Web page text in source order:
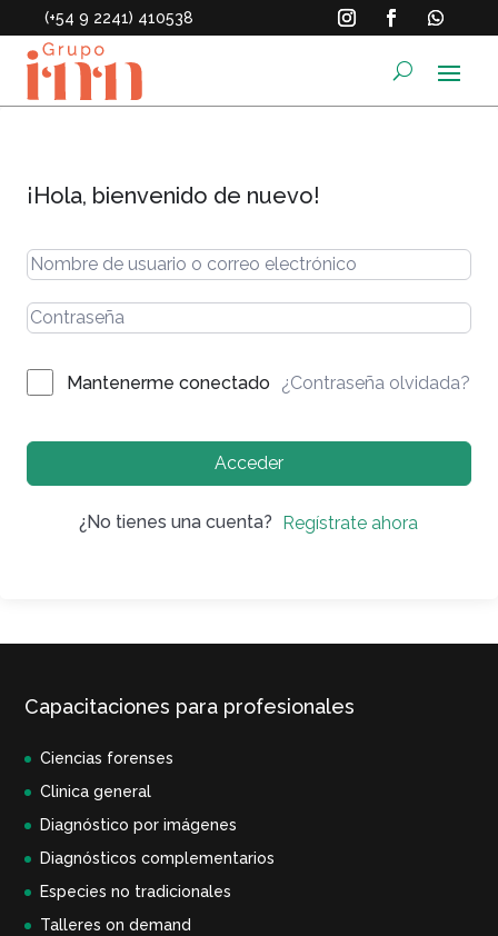
(+54 9 2241) 410538
¡Hola, bienvenido de nuevo!
Mantenerme conectado ¿Contraseña olvidada?
Acceder
¿No tienes una cuenta? Regístrate ahora
Capacitaciones para profesionales
Ciencias forenses
Clinica general
Diagnóstico por imágenes
Diagnósticos complementarios
Especies no tradicionales
Talleres on demand